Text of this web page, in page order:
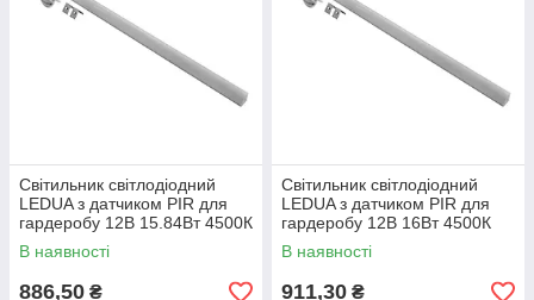
Світильник світлодіодний
LEDUA з датчиком PIR для
гардеробу 12В 15.84Вт 4500К
1700мм
В наявності
886,50 ₴
Світильник світлодіодний
LEDUA з датчиком PIR для
гардеробу 12В 16Вт 4500К
1800мм
В наявності
911,30 ₴